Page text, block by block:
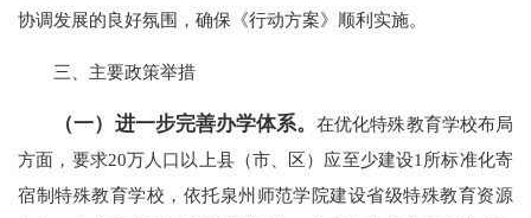
协调发展的良好氛围，确保《行动方案》顺利实施。
三、主要政策举措
（一）进一步完善办学体系。在优化特殊教育学校布局
方面，要求20万人口以上县（市、区）应至少建设1所标准化寄
宿制特殊教育学校，依托泉州师范学院建设省级特殊教育资源